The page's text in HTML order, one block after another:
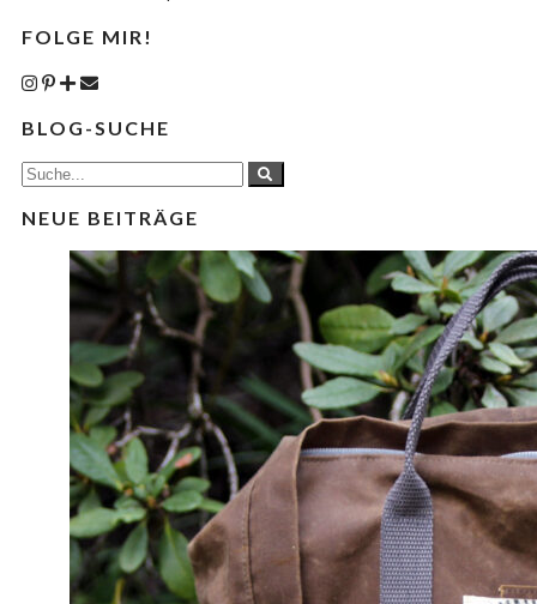
FOLGE MIR!
BLOG-SUCHE
NEUE BEITRÄGE